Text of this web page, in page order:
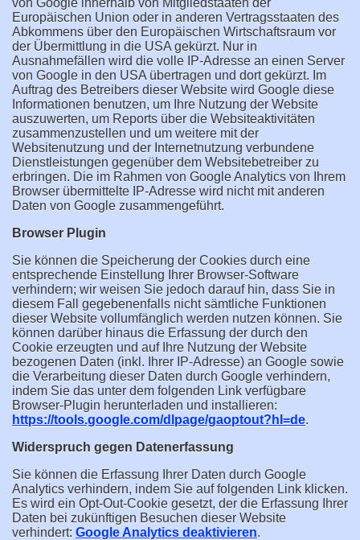
von Google innerhalb von Mitgliedstaaten der
Europäischen Union oder in anderen Vertragsstaaten des
Abkommens über den Europäischen Wirtschaftsraum vor
der Übermittlung in die USA gekürzt. Nur in
Ausnahmefällen wird die volle IP-Adresse an einen Server
von Google in den USA übertragen und dort gekürzt. Im
Auftrag des Betreibers dieser Website wird Google diese
Informationen benutzen, um Ihre Nutzung der Website
auszuwerten, um Reports über die Websiteaktivitäten
zusammenzustellen und um weitere mit der
Websitenutzung und der Internetnutzung verbundene
Dienstleistungen gegenüber dem Websitebetreiber zu
erbringen. Die im Rahmen von Google Analytics von Ihrem
Browser übermittelte IP-Adresse wird nicht mit anderen
Daten von Google zusammengeführt.
Browser Plugin
Sie können die Speicherung der Cookies durch eine
entsprechende Einstellung Ihrer Browser-Software
verhindern; wir weisen Sie jedoch darauf hin, dass Sie in
diesem Fall gegebenenfalls nicht sämtliche Funktionen
dieser Website vollumfänglich werden nutzen können. Sie
können darüber hinaus die Erfassung der durch den
Cookie erzeugten und auf Ihre Nutzung der Website
bezogenen Daten (inkl. Ihrer IP-Adresse) an Google sowie
die Verarbeitung dieser Daten durch Google verhindern,
indem Sie das unter dem folgenden Link verfügbare
Browser-Plugin herunterladen und installieren:
https://tools.google.com/dlpage/gaoptout?hl=de.
Widerspruch gegen Datenerfassung
Sie können die Erfassung Ihrer Daten durch Google
Analytics verhindern, indem Sie auf folgenden Link klicken.
Es wird ein Opt-Out-Cookie gesetzt, der die Erfassung Ihrer
Daten bei zukünftigen Besuchen dieser Website
verhindert: Google Analytics deaktivieren.